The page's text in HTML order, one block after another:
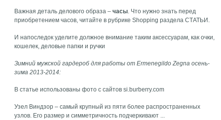
Важная деталь делового образа –часы. Что нужно знать перед
приобретением часов, читайте в рубрике Shopping раздела СТАТЬИ.
И напоследок уделите должное внимание таким аксессуарам, как очки,
кошелек, деловые папки и ручки
Зимний мужской гардероб для работы от Ermenegildo Zegna осень-
зима 2013-2014:
В статье использованы фото с сайтов si.burberry.com
Узел Виндзор – самый крупный из пяти более распространенных
узлов. Его размер и симметричность подчеркивают ...